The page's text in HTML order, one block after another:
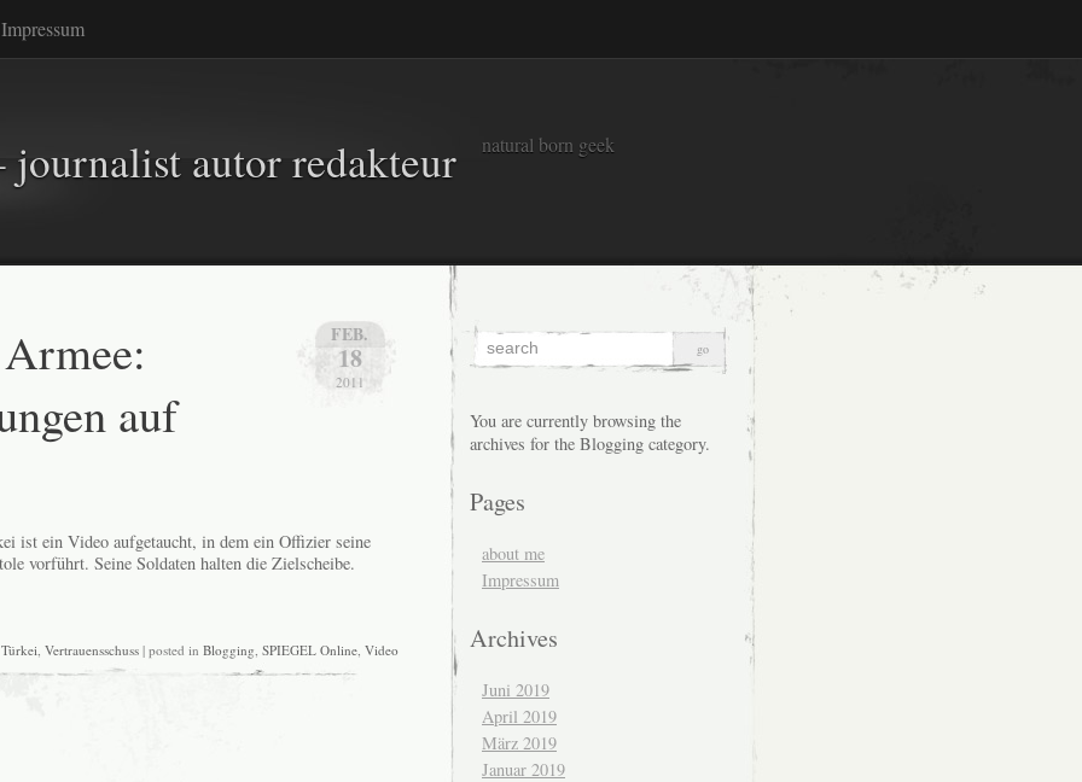
Impressum
autor redakteur natural born geek
FEB.
18
2011
auf
ist ein Video aufgetaucht, in dem ein Offizier seine
vorführt. Seine Soldaten halten die Zielscheibe.
Türkei Vertrauensschuss | posted in Blogging SPIEGEL Online Video
You are currently browsing the
archives for the Blogging category.
Pages
about me
Impressum
Archives
Juni 2019
April 2019
März 2019
Januar 2019